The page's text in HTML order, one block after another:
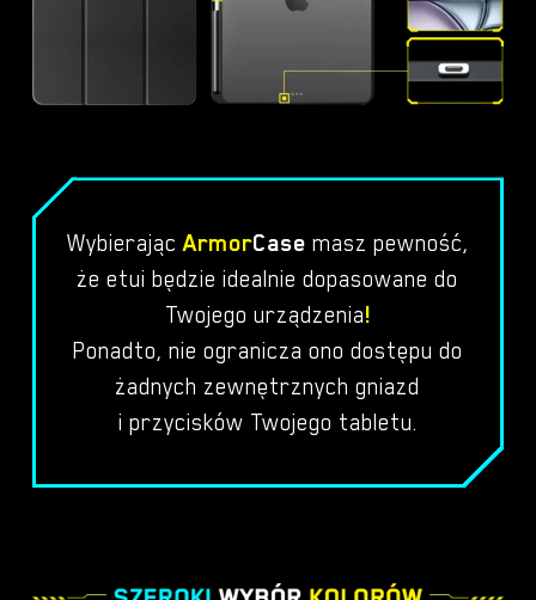
Wybierając ArmorCase masz pewność,
że etui będzie idealnie dopasowane do
Twojego urządzenia!
Ponadto, nie ogranicza ono dostępu do
żadnych zewnętrznych gniazd
i przycisków Twojego tabletu.